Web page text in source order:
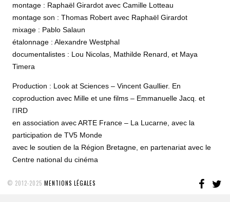
montage : Raphaël Girardot avec Camille Lotteau
montage son : Thomas Robert avec Raphaël Girardot
mixage : Pablo Salaun
étalonnage : Alexandre Westphal
documentalistes : Lou Nicolas, Mathilde Renard, et Maya
Timera
Production : Look at Sciences – Vincent Gaullier. En
coproduction avec Mille et une films – Emmanuelle Jacq. et
l’IRD
en association avec ARTE France – La Lucarne, avec la
participation de TV5 Monde
avec le soutien de la Région Bretagne, en partenariat avec le
Centre national du cinéma
© 2012-2025 MENTIONS LÉGALES